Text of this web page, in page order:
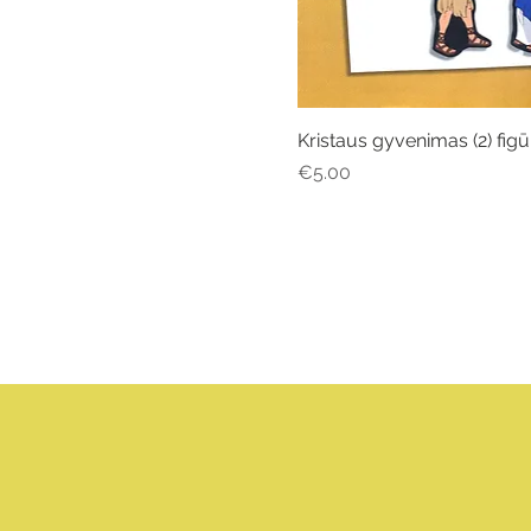
Quick View
Kristaus gyvenimas (2)
Price
€5.00